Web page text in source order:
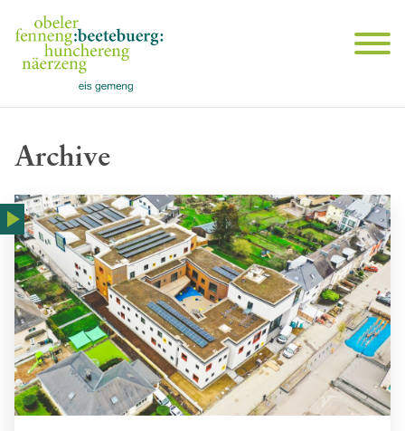
Archive
video-teaser__play-icon
PLAY